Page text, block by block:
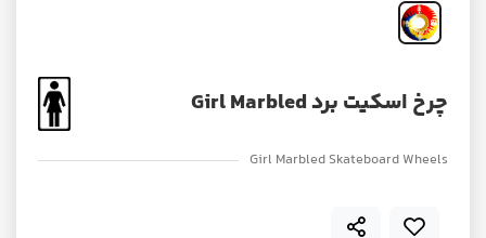
چرخ اسکیت برد Girl Marbled
Girl Marbled Skateboard Wheels